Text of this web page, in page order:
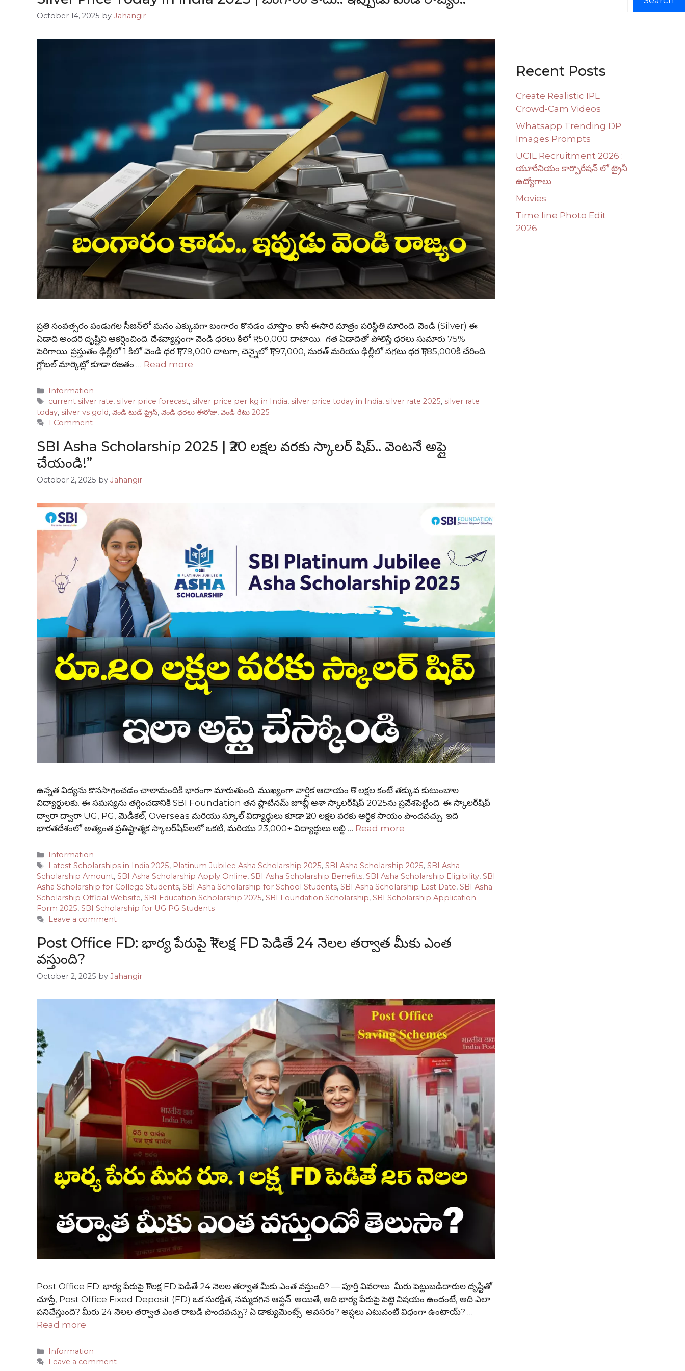
October 14, 2025 by Jahangir
ప్రతి సంవత్సరం పండుగల సీజన్‌లో మనం ఎక్కువగా బంగారం కొనడం చూస్తాం. కానీ ఈసారి మాత్రం పరిస్థితి మారింది. వెండి (Silver) ఈ
ఏడాది అందరి దృష్టిని ఆకర్షించింది. దేశవ్యాప్తంగా వెండి ధరలు కిలో ₹1,50,000 దాటాయి. గత ఏడాదితో పోలిస్తే ధరలు సుమారు 75%
పెరిగాయి. ప్రస్తుతం ఢిల్లీలో 1 కిలో వెండి ధర ₹1,79,000 దాటగా, చెన్నైలో ₹1,97,000, సురత్ మరియు ఢిల్లీలో సగటు ధర ₹1,85,000కి చేరింది.
గ్లోబల్ మార్కెట్లో కూడా రజతం … Read more
Categories
Information
Tags
current silver rate, silver price forecast, silver price per kg in India, silver price today in India, silver rate 2025, silver rate
today, silver vs gold, వెండి టుడే ప్రైస్, వెండి ధరలు ఈరోజు, వెండి రేటు 2025
1 Comment
SBI Asha Scholarship 2025 | ₹20 లక్షల వరకు స్కాలర్ షిప్.. వెంటనే అప్లై
చేయండి!”
October 2, 2025 by Jahangir
ఉన్నత విద్యను కొనసాగించడం చాలామందికి భారంగా మారుతుంది. ముఖ్యంగా వార్షిక ఆదాయం ₹6 లక్షల కంటే తక్కువ కుటుంబాల
విద్యార్థులకు. ఈ సమస్యను తగ్గించడానికి SBI Foundation తన ప్లాటినమ్ జూబ్లీ ఆశా స్కాలర్‌షిప్ 2025ను ప్రవేశపెట్టింది. ఈ స్కాలర్‌షిప్
ద్వారా ద్వారా UG, PG, మెడికల్, Overseas మరియు స్కూల్ విద్యార్థులు కూడా ₹20 లక్షల వరకు ఆర్థిక సాయం పొందవచ్చు. ఇది
భారతదేశంలో అత్యంత ప్రతిష్టాత్మక స్కాలర్‌షిప్‌లలో ఒకటి, మరియు 23,000+ విద్యార్థులు లబ్ధి … Read more
Categories
Information
Tags
Latest Scholarships in India 2025, Platinum Jubilee Asha Scholarship 2025,SBI Asha Scholarship 2025,SBI Asha
Scholarship Amount, SBI Asha Scholarship Apply Online, SBI Asha Scholarship Benefits, SBI Asha Scholarship Eligibility, SBI
Asha Scholarship for College Students, SBI Asha Scholarship for School Students, SBI Asha Scholarship Last Date, SBI Asha
Scholarship Official Website, SBI Education Scholarship 2025, SBI Foundation Scholarship, SBI Scholarship Application
Form 2025, SBI Scholarship for UG PG Students
Leave a comment
Post Office FD: భార్య పేరుపై ₹1 లక్ష FD పెడితే 24 నెలల తర్వాత మీకు ఎంత
వస్తుంది?
October 2, 2025 by Jahangir
Post Office FD: భార్య పేరుపై ₹1 లక్ష FD పెడితే 24 నెలల తర్వాత మీకు ఎంత వస్తుంది? — పూర్తి వివరాలు మీరు పెట్టుబడిదారుల దృష్టితో
చూస్తే, Post Office Fixed Deposit (FD) ఒక సురక్షిత, నమ్మదగిన ఆప్షన్. అయితే, అది భార్య పేరుపై పెట్టె విషయం ఉందంటే, అది ఎలా
పనిచేస్తుంది? మీరు 24 నెలల తర్వాత ఎంత రాబడి పొందవచ్చు? ఏ డాక్యుమెంట్స్ అవసరం? అప్షలు ఎటువంటి విధంగా ఉంటాయ్? …
Read more
Categories
Information
Leave a comment
Recent Posts
Create Realistic IPL
Crowd-Cam Videos
Whatsapp Trending DP
Images Prompts
UCIL Recruitment 2026 :
యూరేనియం కార్పొరేషన్ లో ట్రైనీ
ఉద్యోగాలు
Movies
Time line Photo Edit
2026